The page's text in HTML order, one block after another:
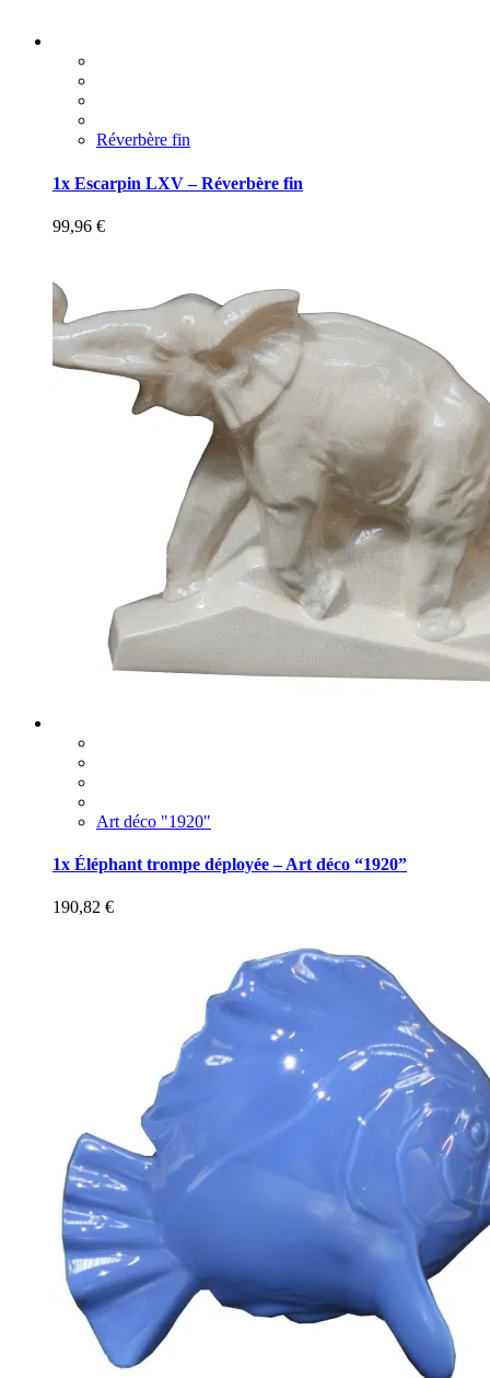
Réverbère fin
1x Escarpin LXV – Réverbère fin
99,96 €
Art déco "1920"
1x Éléphant trompe déployée – Art déco “1920”
190,82 €